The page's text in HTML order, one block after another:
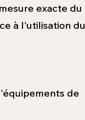
exacte du
à l'utilisation du
de